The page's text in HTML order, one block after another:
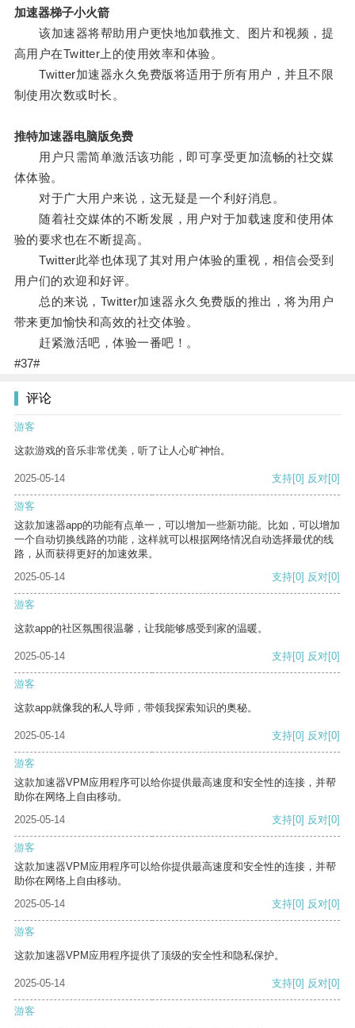
加速器梯子小火箭
该加速器将帮助用户更快地加载推文、图片和视频，提
高用户在Twitter上的使用效率和体验。
Twitter加速器永久免费版将适用于所有用户，并且不限
制使用次数或时长。
推特加速器电脑版免费
用户只需简单激活该功能，即可享受更加流畅的社交媒
体体验。
对于广大用户来说，这无疑是一个利好消息。
随着社交媒体的不断发展，用户对于加载速度和使用体
验的要求也在不断提高。
Twitter此举也体现了其对用户体验的重视，相信会受到
用户们的欢迎和好评。
总的来说，Twitter加速器永久免费版的推出，将为用户
带来更加愉快和高效的社交体验。
赶紧激活吧，体验一番吧！。
#37#
评论
游客
这款游戏的音乐非常优美，听了让人心旷神怡。
2025-05-14 支持[0] 反对[0]
游客
这款加速器app的功能有点单一，可以增加一些新功能。比如，可以增加
一个自动切换线路的功能，这样就可以根据网络情况自动选择最优的线
路，从而获得更好的加速效果。
2025-05-14
支持[0] 反对[0]
游客
这款app的社区氛围很温馨，让我能够感受到家的温暖。
2025-05-14 支持[0] 反对[0]
游客
这款app就像我的私人导师，带领我探索知识的奥秘。
2025-05-14 支持[0] 反对[0]
游客
这款加速器VPM应用程序可以给你提供最高速度和安全性的连接，并帮
助你在网络上自由移动。
2025-05-14
支持[0] 反对[0]
游客
这款加速器VPM应用程序可以给你提供最高速度和安全性的连接，并帮
助你在网络上自由移动。
2025-05-14
支持[0] 反对[0]
游客
这款加速器VPM应用程序提供了顶级的安全性和隐私保护。
2025-05-14 支持[0] 反对[0]
游客